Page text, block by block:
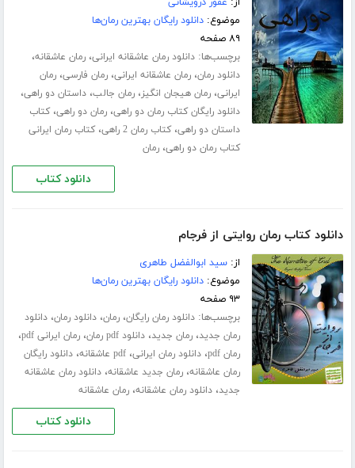
موضوع:دانلود رایگان بهترین رمان‌ها
۸۹ صفحه
برچسب‌ها:دانلود رمان عاشقانه ایرانی،رمان عاشقانه،
دانلود رمان،رمان عاشقانه ایرانی،رمان فارسی،رمان
ایرانی،رمان هیجان انگیز،رمان جالب،داستان دو راهی،
دانلود رایگان کتاب رمان دو راهی،رمان دو راهی،کتاب
داستان دو راهی،کتاب رمان 2 راهی ،کتاب رمان ایرانی
کتاب رمان دو راهی،رمان
دانلود کتاب
دانلود کتاب رمان روایتی از فرجام
از:سید ابوالفضل طاهری
موضوع:دانلود رایگان بهترین رمان‌ها
۹۳ صفحه
برچسب‌ها:دانلود رمان رایگان،رمان،دانلود رمان،دانلود
رمان جدید،رمان جدید،دانلود pdf رمان ،رمان ایرانی pdf ،
رمان pdf ،دانلود رمان ایرانی،pdf عاشقانه ،دانلود رایگان
رمان عاشقانه،رمان جدید عاشقانه،دانلود رمان عاشقانه
جدید،دانلود رمان عاشقانه،رمان عاشقانه
دانلود کتاب